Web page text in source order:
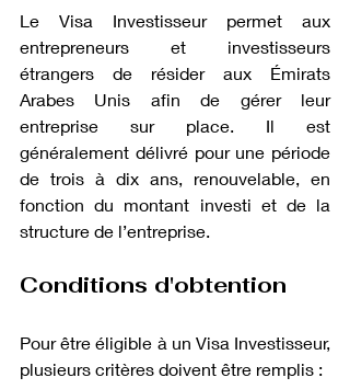
Le Visa Investisseur permet aux
entrepreneurs et investisseurs
étrangers de résider aux Émirats
Arabes Unis afin de gérer leur
entreprise sur place. Il est
généralement délivré pour une période
de trois à dix ans, renouvelable, en
fonction du montant investi et de la
structure de l’entreprise.
Conditions d'obtention
Pour être éligible à un Visa Investisseur,
plusieurs critères doivent être remplis :